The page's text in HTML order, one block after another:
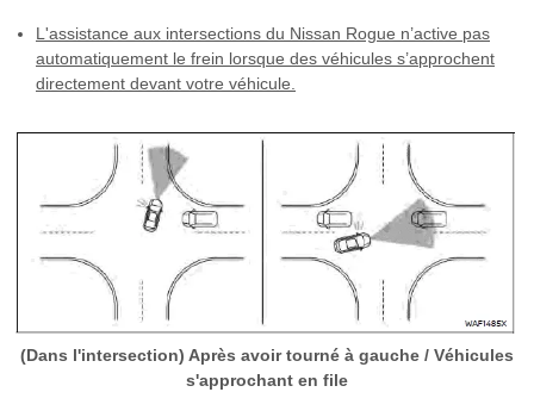
L'assistance aux intersections du Nissan Rogue n’active pas
automatiquement le frein lorsque des véhicules s’approchent
directement devant votre véhicule.
(Dans l'intersection) Après avoir tourné à gauche / Véhicules
s'approchant en file